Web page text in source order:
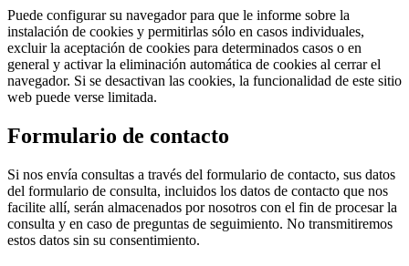
Puede configurar su navegador para que le informe sobre la
instalación de cookies y permitirlas sólo en casos individuales,
excluir la aceptación de cookies para determinados casos o en
general y activar la eliminación automática de cookies al cerrar el
navegador. Si se desactivan las cookies, la funcionalidad de este sitio
web puede verse limitada.
Formulario de contacto
Si nos envía consultas a través del formulario de contacto, sus datos
del formulario de consulta, incluidos los datos de contacto que nos
facilite allí, serán almacenados por nosotros con el fin de procesar la
consulta y en caso de preguntas de seguimiento. No transmitiremos
estos datos sin su consentimiento.